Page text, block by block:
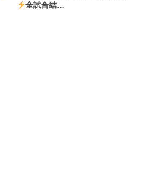
全試合結…